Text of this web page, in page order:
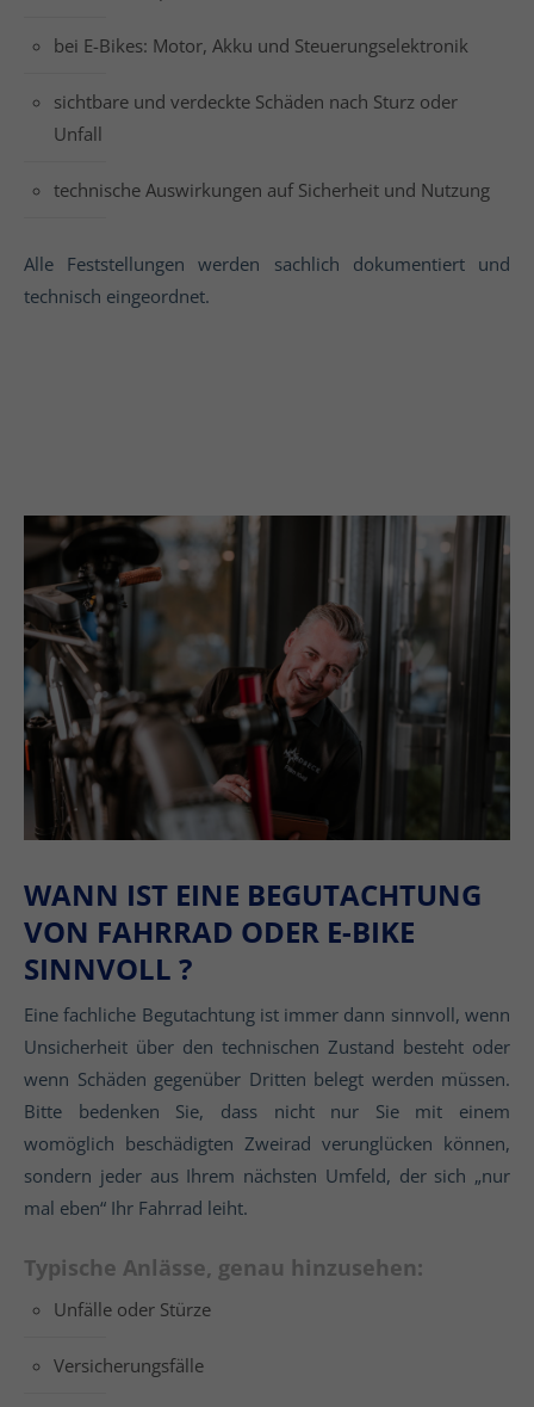
bei E-Bikes: Motor, Akku und Steuerungselektronik
sichtbare und verdeckte Schäden nach Sturz oder
Unfall
technische Auswirkungen auf Sicherheit und Nutzung
Alle Feststellungen werden sachlich dokumentiert und
technisch eingeordnet.
WANN IST EINE BEGUTACHTUNG
VON FAHRRAD ODER E-BIKE
SINNVOLL ?
Eine fachliche Begutachtung ist immer dann sinnvoll, wenn
Unsicherheit über den technischen Zustand besteht oder
wenn Schäden gegenüber Dritten belegt werden müssen.
Bitte bedenken Sie, dass nicht nur Sie mit einem
womöglich beschädigten Zweirad verunglücken können,
sondern jeder aus Ihrem nächsten Umfeld, der sich „nur
mal eben“ Ihr Fahrrad leiht.
Typische Anlässe, genau hinzusehen:
Unfälle oder Stürze
Versicherungsfälle